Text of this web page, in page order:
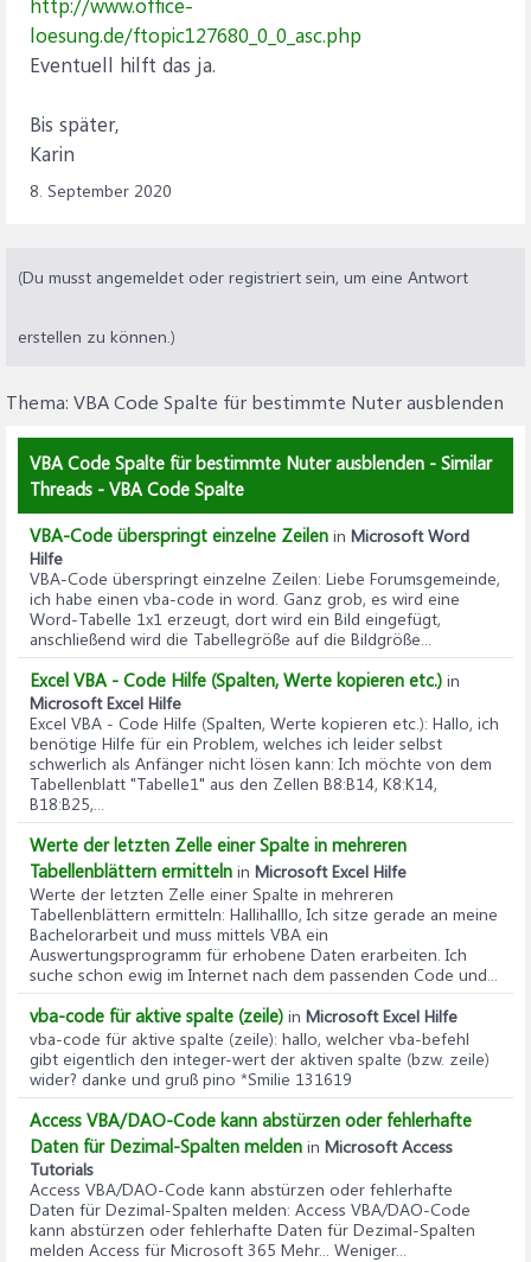
loesung.de/ftopic127680_0_0_asc.php
Eventuell hilft das ja.
Bis später,
Karin
8. September 2020
(Du musst angemeldet oder registriert sein, um eine Antwort
erstellen zu können.)
Thema: VBA Code Spalte für bestimmte Nuter ausblenden
VBA Code Spalte für bestimmte Nuter ausblenden - Similar
Threads - VBA Code Spalte
VBA-Code überspringt einzelne Zeilen in Microsoft Word
Hilfe
VBA-Code überspringt einzelne Zeilen: Liebe Forumsgemeinde,
ich habe einen vba-code in word. Ganz grob, es wird eine
Word-Tabelle 1x1 erzeugt, dort wird ein Bild eingefügt,
anschließend wird die Tabellegröße auf die Bildgröße...
Excel VBA - Code Hilfe (Spalten, Werte kopieren etc.) in
Microsoft Excel Hilfe
Excel VBA - Code Hilfe (Spalten, Werte kopieren etc.): Hallo, ich
benötige Hilfe für ein Problem, welches ich leider selbst
schwerlich als Anfänger nicht lösen kann: Ich möchte von dem
Tabellenblatt "Tabelle1" aus den Zellen B8:B14, K8:K14,
B18:B25,...
Werte der letzten Zelle einer Spalte in mehreren
Tabellenblättern ermitteln in Microsoft Excel Hilfe
Werte der letzten Zelle einer Spalte in mehreren
Tabellenblättern ermitteln: Hallihalllo, Ich sitze gerade an meine
Bachelorarbeit und muss mittels VBA ein
Auswertungsprogramm für erhobene Daten erarbeiten. Ich
suche schon ewig im Internet nach dem passenden Code und...
vba-code für aktive spalte (zeile) in Microsoft Excel Hilfe
vba-code für aktive spalte (zeile): hallo, welcher vba-befehl
gibt eigentlich den integer-wert der aktiven spalte (bzw. zeile)
wider? danke und gruß pino *Smilie 131619
Access VBA/DAO-Code kann abstürzen oder fehlerhafte
Daten für Dezimal-Spalten melden in Microsoft Access
Tutorials
Access VBA/DAO-Code kann abstürzen oder fehlerhafte
Daten für Dezimal-Spalten melden: Access VBA/DAO-Code
kann abstürzen oder fehlerhafte Daten für Dezimal-Spalten
melden Access für Microsoft 365 Mehr... Weniger...